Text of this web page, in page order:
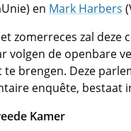
en Mark Harbers
zomerreces zal deze
volgen de openbare
brengen. Deze
enquête, bestaat
Kamer